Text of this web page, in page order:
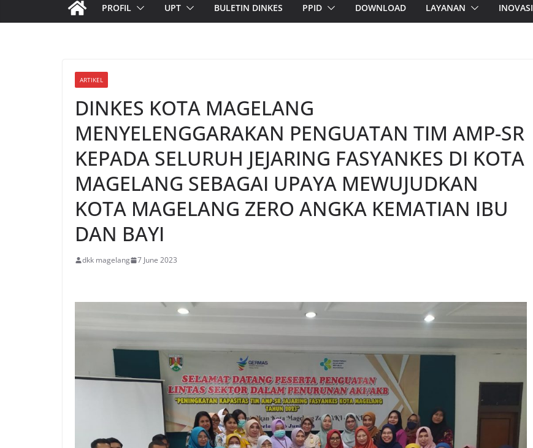
PROFIL UPT BULETIN DINKES PPID DOWNLOAD LAYANAN INOVASI
ARTIKEL
DINKES KOTA MAGELANG
MENYELENGGARAKAN PENGUATAN TIM AMP-SR
KEPADA SELURUH JEJARING FASYANKES DI KOTA
MAGELANG SEBAGAI UPAYA MEWUJUDKAN
KOTA MAGELANG ZERO ANGKA KEMATIAN IBU
DAN BAYI
dkk magelang 7 June 2023